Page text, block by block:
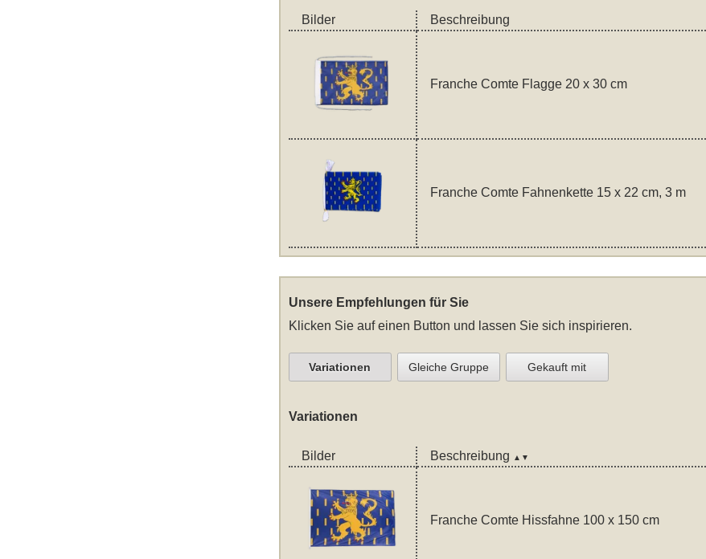
Bilder Beschreibung
Franche Comte Flagge 20 x 30 cm
Franche Comte Fahnenkette 15 x 22 cm, 3 m
Unsere Empfehlungen für Sie
Klicken Sie auf einen Button und lassen Sie sich inspirieren.
Variationen Gleiche Gruppe Gekauft mit
Variationen
Bilder Beschreibung ▲▼
Franche Comte Hissfahne 100 x 150 cm